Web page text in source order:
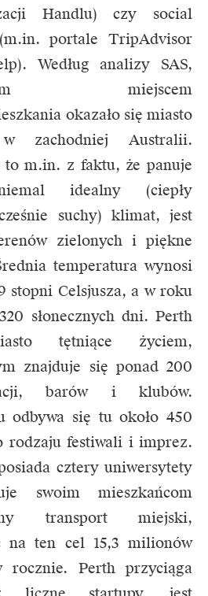
Handlu) czy social
portale TripAdvisor
Według analizy SAS,
miejscem
okazało się miasto
zachodniej Australii.
to m.in. z faktu, że panuje
idealny (ciepły
suchy) klimat, jest
zielonych i piękne
temperatura wynosi
stopni Celsjusza, a w roku
słonecznych dni. Perth
tętniące życiem,
znajduje się ponad 200
barów i klubów.
odbywa się tu około 450
rodzaju festiwali i imprez.
cztery uniwersytety
swoim mieszkańcom
transport miejski,
na ten cel 15,3 milionów
rocznie. Perth przyciąga